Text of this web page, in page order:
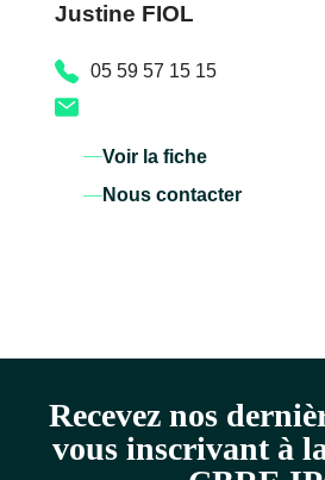
Justine FIOL
05 59 57 15 15
Voir la fiche
Nous contacter
Recevez nos
vous inscrivant à